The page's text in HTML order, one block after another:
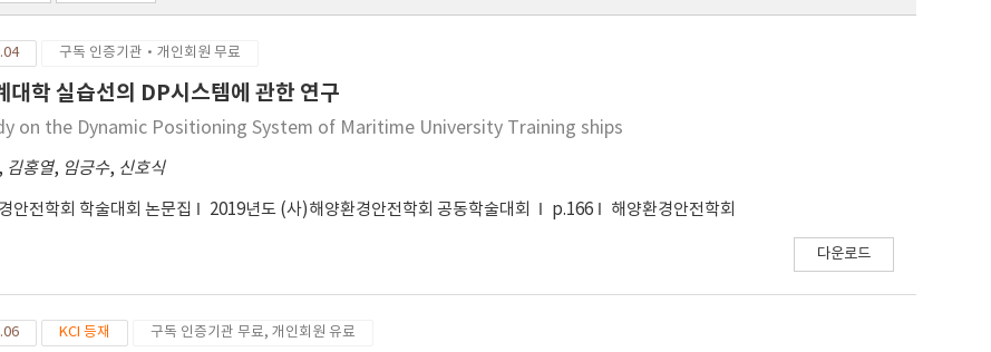
구독 인증기관·개인회원 무료
대학 실습선의 DP시스템에 관한 연구
on the Dynamic Positioning System of Maritime University Training ships
김홍열, 임긍수, 신호식
안전학회 학술대회 논문집 2019년도 (사)해양환경안전학회 공동학술대회 p.166 해양환경안전학회
다운로드
KCI 등재 구독 인증기관 무료, 개인회원 유료